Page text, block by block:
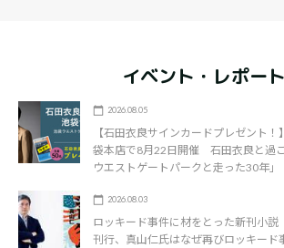
イベント・レポート
2026.08.05
【石田衣良サインカードプレゼント
袋本店で8月22日開催 石田衣良と過
ウエストゲートパークと走った30年」
2026.08.03
ロッキード事件に材をとった新刊小説
刊行、真山仁氏はなぜ再びロッキード